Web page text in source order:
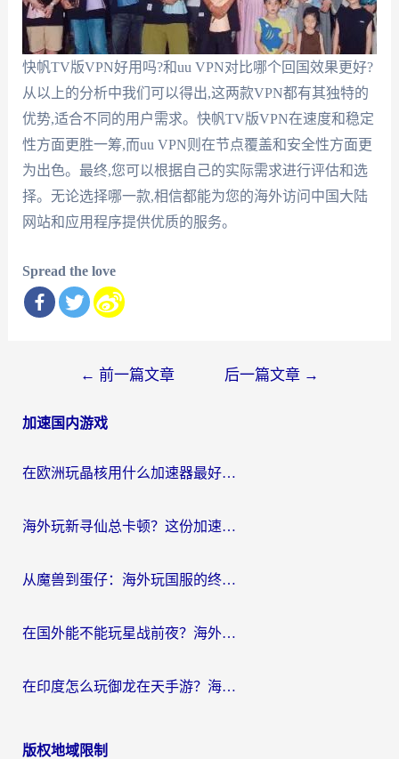
快帆TV版VPN好用吗?和uu VPN对比哪个回国效果更好?
从以上的分析中我们可以得出,这两款VPN都有其独特的
优势,适合不同的用户需求。快帆TV版VPN在速度和稳定
性方面更胜一筹,而uu VPN则在节点覆盖和安全性方面更
为出色。最终,您可以根据自己的实际需求进行评估和选
择。无论选择哪一款,相信都能为您的海外访问中国大陆
网站和应用程序提供优质的服务。
Spread the love
导
← 前一篇文章 后一篇文章 →
加速国内游戏
在欧洲玩晶核用什么加速器最好呢？一个老玩家的真心话
海外玩新寻仙总卡顿？这份加速器选择指南让你秒回国服流畅体验
从魔兽到蛋仔：海外玩国服的终极加速指南，找到你的专属高速通道
在国外能不能玩星战前夜？海外党国服游戏不卡顿的秘密武器在这里
在印度怎么玩御龙在天手游？海外党畅玩国服的终极生存指南
版权地域限制